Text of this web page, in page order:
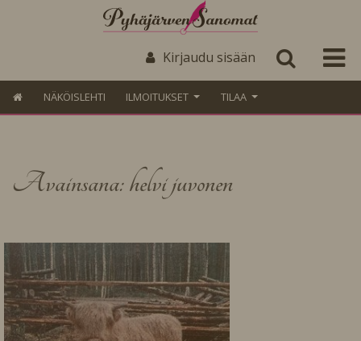
Kirjaudu sisään
NÄKÖISLEHTI ILMOITUKSET TILAA
Avainsana: helvi juvonen